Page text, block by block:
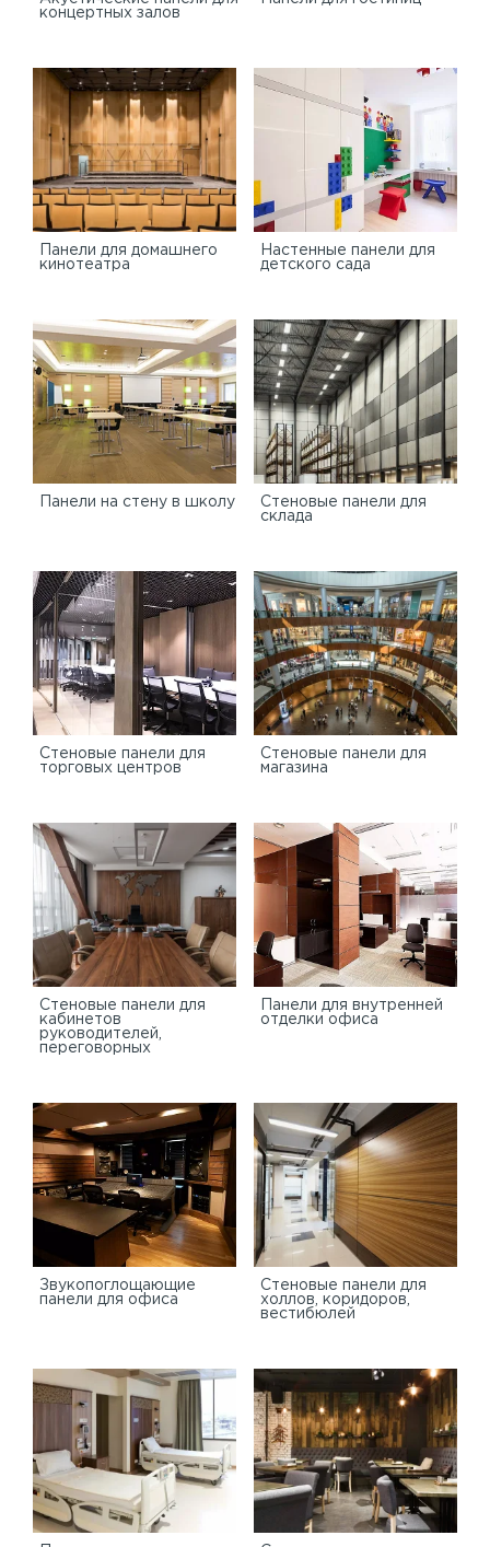
концертных залов
Панели для домашнего
кинотеатра
Настенные панели для
детского сада
Панели на стену в школу
Стеновые панели для
склада
Cтеновые панели для
торговых центров
Стеновые панели для
магазина
Стеновые панели для
кабинетов
руководителей,
переговорных
Панели для внутренней
отделки офиса
Звукопоглощающие
панели для офиса
Стеновые панели для
холлов, коридоров,
вестибюлей